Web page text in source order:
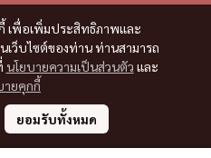
เพื่อเพิ่มประสิทธิภาพและ
เว็บไซต์ของท่าน ท่านสามารถ
นโยบายความเป็นส่วนตัว และ
ายคุกกี้
ยอมรับทั้งหมด